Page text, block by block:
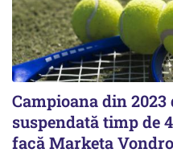
Campioana din
suspendată timp de
facă Marketa